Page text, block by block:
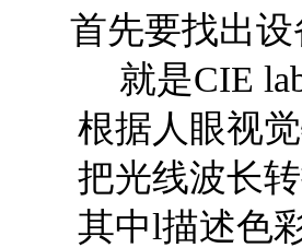
首先要找出设
就是CIE lab
根据人眼视觉
把光线波长转
其中l描述色彩